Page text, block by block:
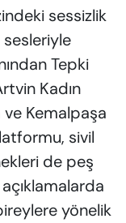
sessizlik
Tepki
Kadın
Kemalpaşa
sivil
de peş
yönelik